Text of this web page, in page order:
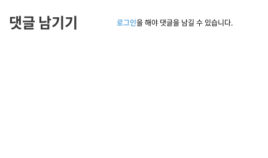
댓글 남기기 로그인을 해야 댓글을 남길 수 있습니다.